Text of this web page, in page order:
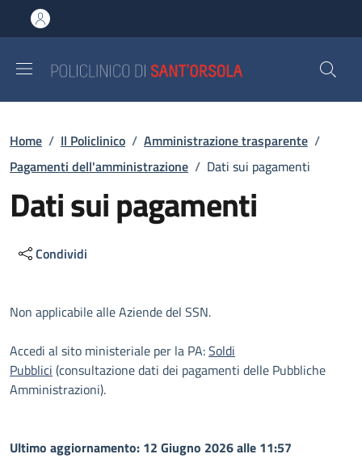
al contenuto principale
to footer content
Briciole di pane
Home / Il Policlinico / Amministrazione trasparente /
Pagamenti dell'amministrazione / Dati sui pagamenti
Dati sui pagamenti
Condividi
Descrizione
Non applicabile alle Aziende del SSN.
Accedi al sito ministeriale per la PA:Soldi
Pubblici (consultazione dati dei pagamenti delle Pubbliche
Amministrazioni).
Ultimo aggiornamento: 12 Giugno 2026 alle 11:57